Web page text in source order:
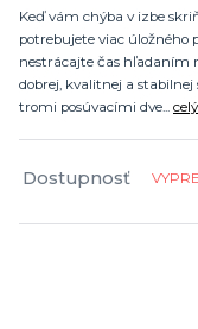
Keď vám chýba v izbe
potrebujete viac úložného
nestrácajte čas hľadaním
dobrej, kvalitnej a
tromi posúvacími dve...
Dostupnosť